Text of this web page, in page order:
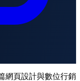
網頁設計與數位行銷